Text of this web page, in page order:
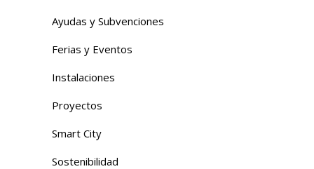
Ayudas y Subvenciones
Ferias y Eventos
Instalaciones
Proyectos
Smart City
Sostenibilidad